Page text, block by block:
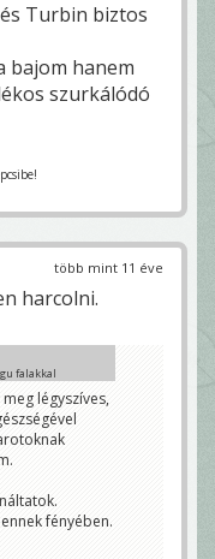
Turbin biztos
bajom hanem
szurkálódó
több mint 11 éve
harcolni.
falakkal
után....
légyszíves,
fényében.